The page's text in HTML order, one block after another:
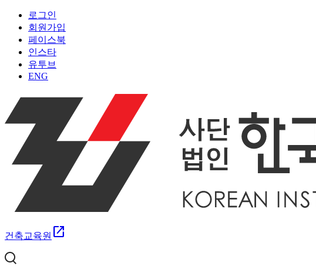
로그인
회원가입
페이스북
인스타
유투브
ENG
건축교육원 open_in_new